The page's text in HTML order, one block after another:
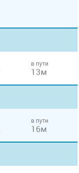
в пути
13м
в пути
16м